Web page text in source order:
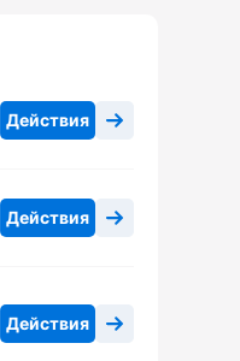
Действия
Действия
Действия